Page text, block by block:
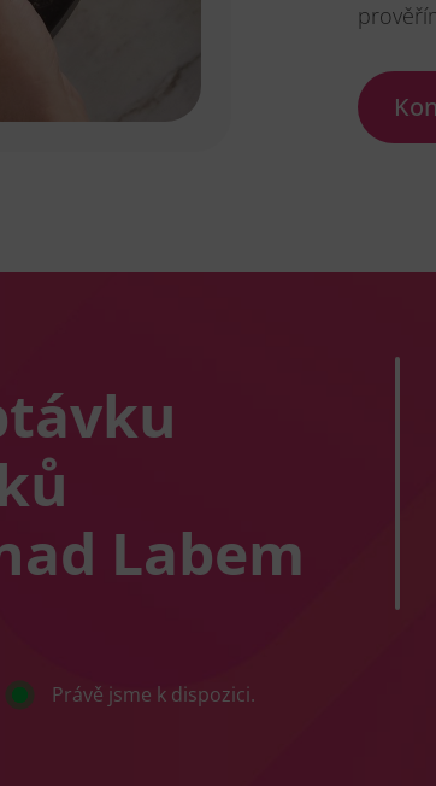
Labem
Právě jsme k dispozici.